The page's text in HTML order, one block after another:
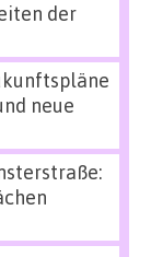
der
neue